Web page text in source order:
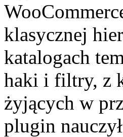
klasycznej
katalogach
haki i filtry, z
żyjących w
plugin